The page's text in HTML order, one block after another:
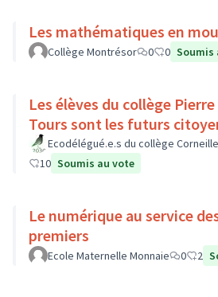
Les mathématiques en
Collège Montrésor 0 0 Soumis
Les élèves du collège
Tours sont les futurs
Ecodélégué.e.s du collège
10 Soumis au vote
Le numérique au service
premiers
Ecole Maternelle Monnaie 0 2